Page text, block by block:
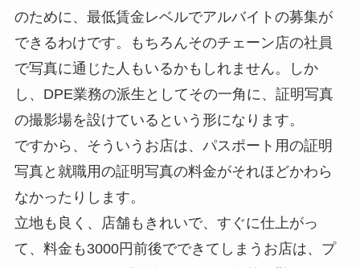
のために、最低賃金レベルでアルバイトの募集が
できるわけです。もちろんそのチェーン店の社員
で写真に通じた人もいるかもしれません。しか
し、DPE業務の派生としてその一角に、証明写真
の撮影場を設けているという形になります。
ですから、そういうお店は、パスポート用の証明
写真と就職用の証明写真の料金がそれほどかわら
なかったりします。
立地も良く、店舗もきれいで、すぐに仕上がっ
て、料金も3000円前後でできてしまうお店は、プ